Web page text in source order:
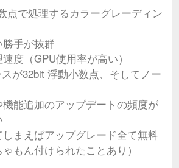
点で処理するカラーグレーディン
勝手が抜群
度（GPU使用率が高い）
が32bit 浮動小数点、そしてノー
能追加のアップデートの頻度が
まえばアップグレード全て無料
ゃもん付けられたことあり）